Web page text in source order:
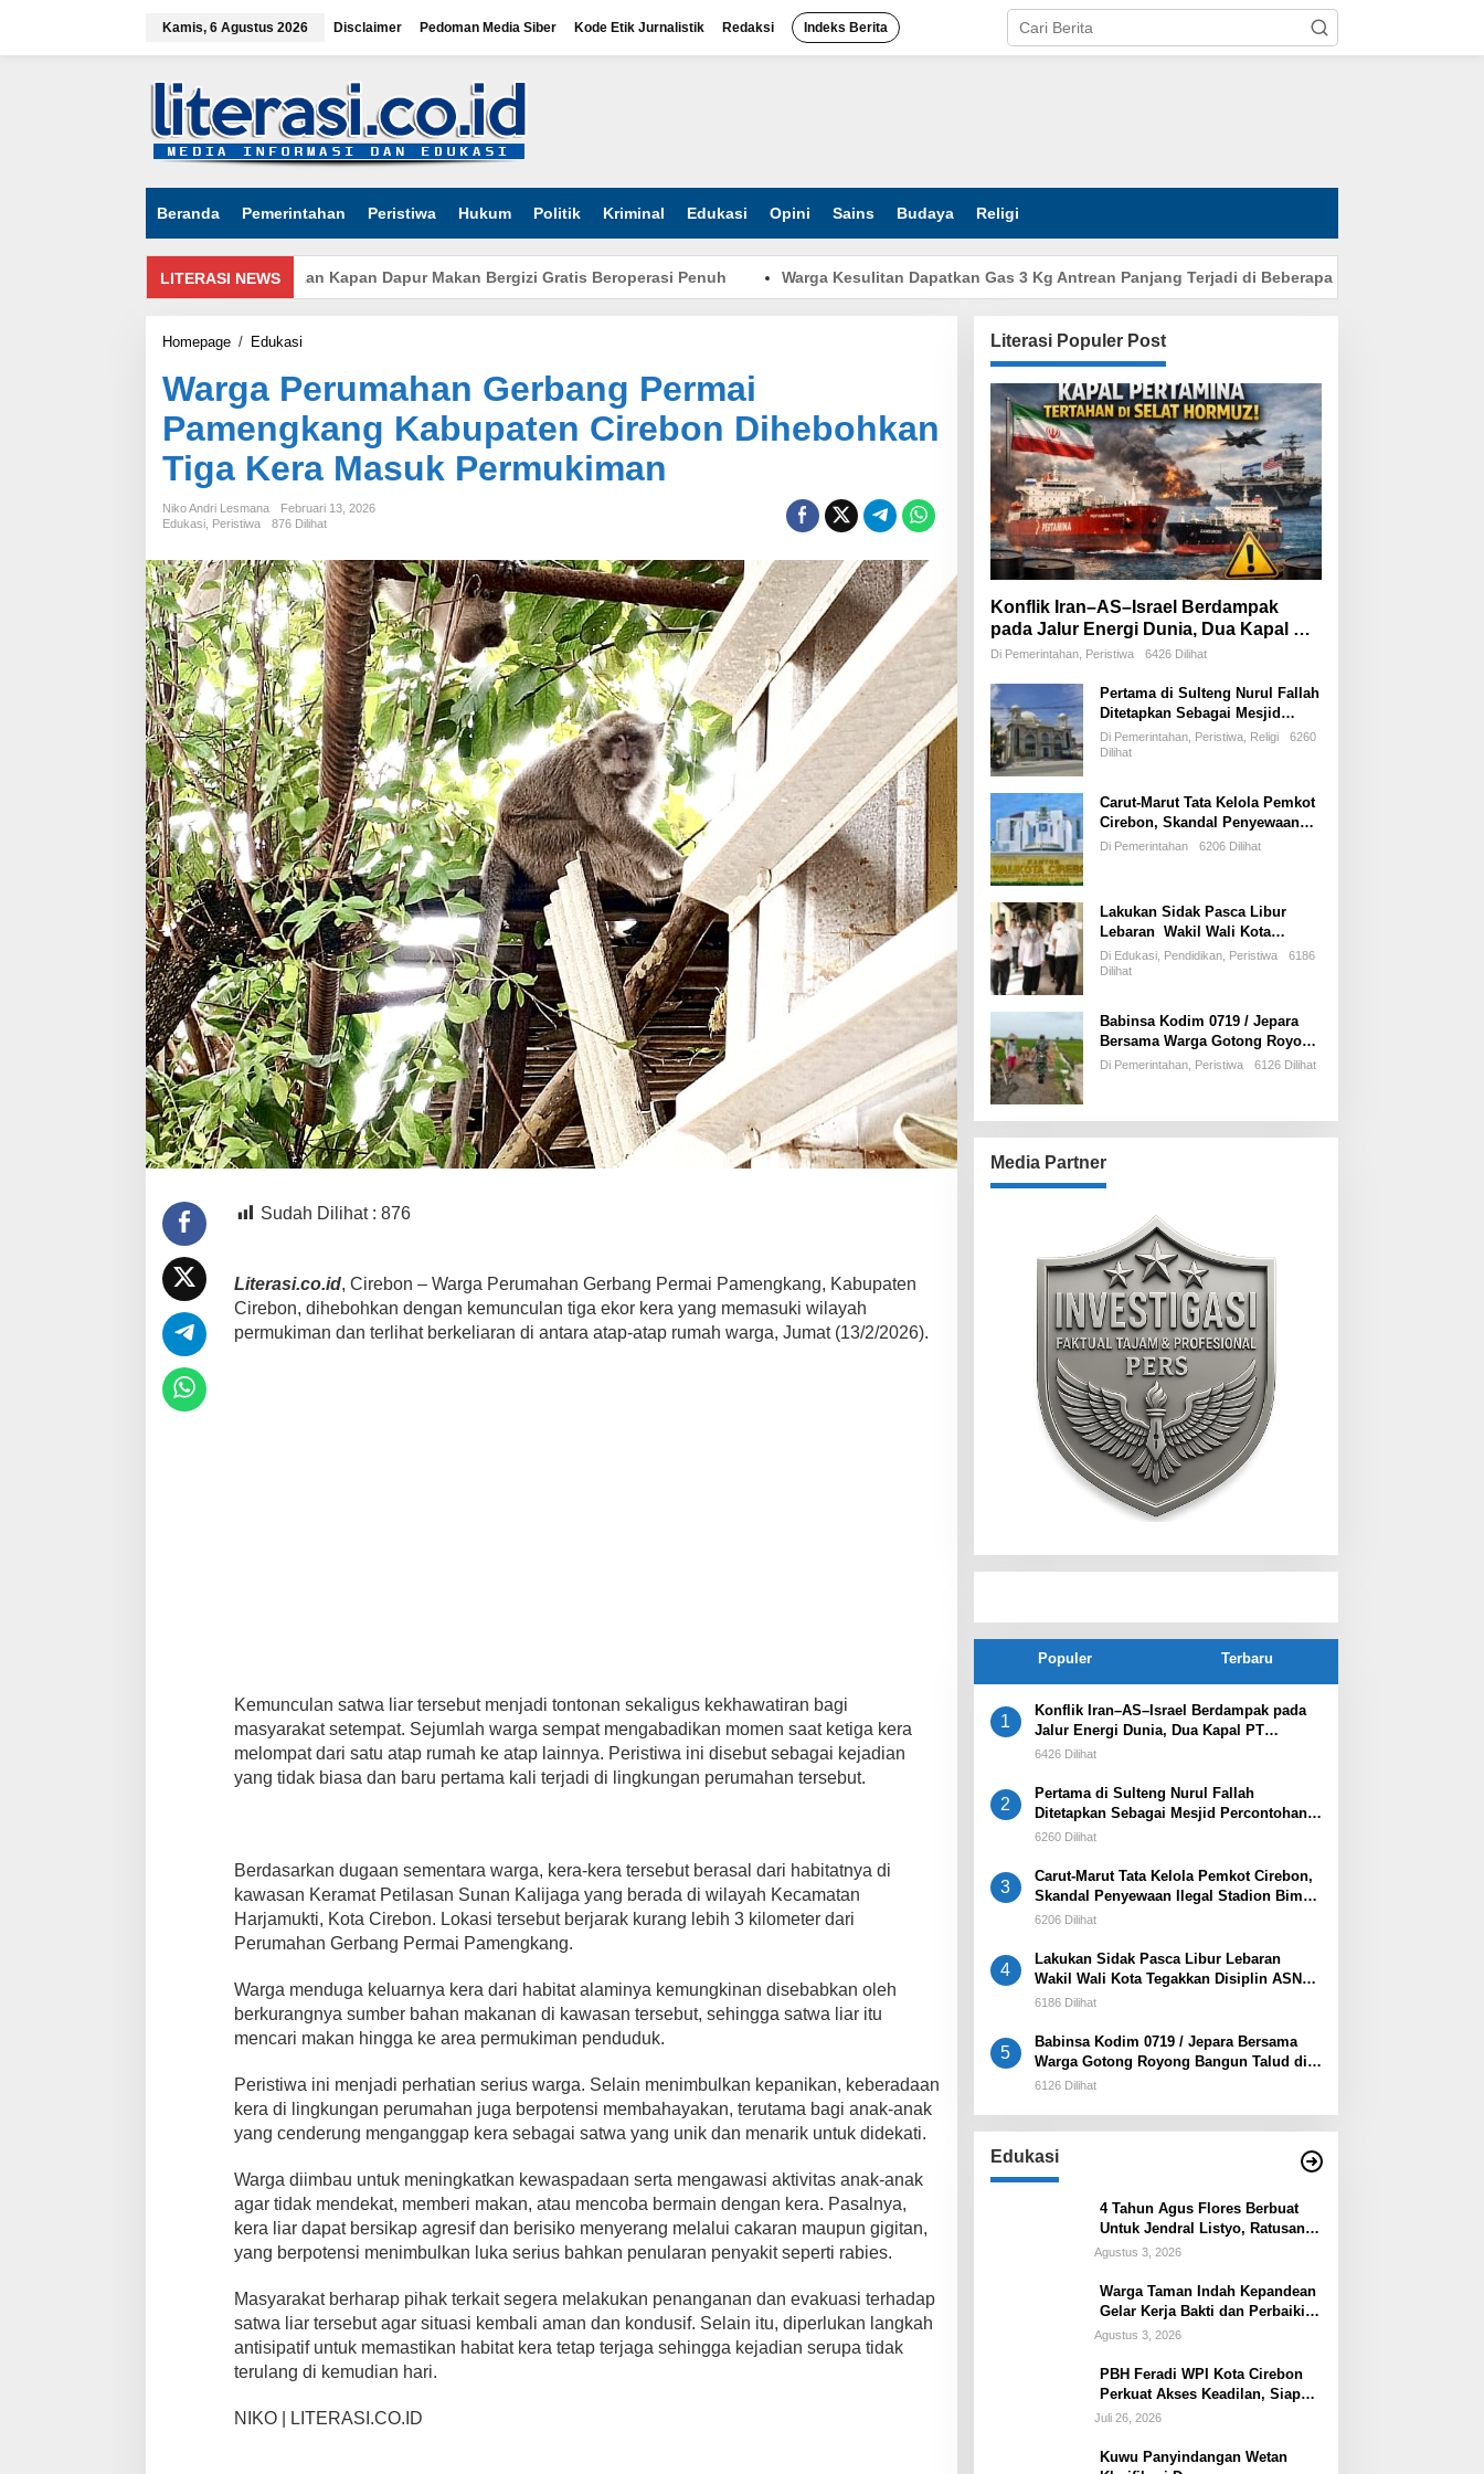
Kamis, 6 Agustus 2026 Disclaimer Pedoman Media Siber Kode Etik Jurnalistik Redaksi Indeks Berita
Beranda Pemerintahan Peristiwa Hukum Politik Kriminal Edukasi Opini Sains Budaya Religi
LITERASI NEWS
Kepandean Indramayu Pertanyakan Kapan Dapur Makan Bergizi Gratis Beroperasi Penuh Warga Kesulitan Dapatkan Gas 3 Kg Antrean Panjang Terjadi di Beberapa Desa
Homepage / Edukasi
Gerbang
Permai
Pamengkang
Kabupaten
Cirebon
Dihebohkan
Tiga
Kera
Permukiman
Warga Perumahan Gerbang Permai
Pamengkang Kabupaten Cirebon Dihebohkan
Tiga Kera Masuk Permukiman
Niko Andri Lesmana
Februari 13, 2026
Edukasi Peristiwa 876 Dilihat
Sudah Dilihat : 876
Literasi.co.id, Cirebon – Warga Perumahan Gerbang Permai Pamengkang, Kabupaten
Cirebon, dihebohkan dengan kemunculan tiga ekor kera yang memasuki wilayah
permukiman dan terlihat berkeliaran di antara atap-atap rumah warga, Jumat (13/2/2026).
Kemunculan satwa liar tersebut menjadi tontonan sekaligus kekhawatiran bagi
masyarakat setempat. Sejumlah warga sempat mengabadikan momen saat ketiga kera
melompat dari satu atap rumah ke atap lainnya. Peristiwa ini disebut sebagai kejadian
yang tidak biasa dan baru pertama kali terjadi di lingkungan perumahan tersebut.
Berdasarkan dugaan sementara warga, kera-kera tersebut berasal dari habitatnya di
kawasan Keramat Petilasan Sunan Kalijaga yang berada di wilayah Kecamatan
Harjamukti, Kota Cirebon. Lokasi tersebut berjarak kurang lebih 3 kilometer dari
Perumahan Gerbang Permai Pamengkang.
Warga menduga keluarnya kera dari habitat alaminya kemungkinan disebabkan oleh
berkurangnya sumber bahan makanan di kawasan tersebut, sehingga satwa liar itu
mencari makan hingga ke area permukiman penduduk.
Peristiwa ini menjadi perhatian serius warga. Selain menimbulkan kepanikan, keberadaan
kera di lingkungan perumahan juga berpotensi membahayakan, terutama bagi anak-anak
yang cenderung menganggap kera sebagai satwa yang unik dan menarik untuk didekati.
Warga diimbau untuk meningkatkan kewaspadaan serta mengawasi aktivitas anak-anak
agar tidak mendekat, memberi makan, atau mencoba bermain dengan kera. Pasalnya,
kera liar dapat bersikap agresif dan berisiko menyerang melalui cakaran maupun gigitan,
yang berpotensi menimbulkan luka serius bahkan penularan penyakit seperti rabies.
Masyarakat berharap pihak terkait segera melakukan penanganan dan evakuasi terhadap
satwa liar tersebut agar situasi kembali aman dan kondusif. Selain itu, diperlukan langkah
antisipatif untuk memastikan habitat kera tetap terjaga sehingga kejadian serupa tidak
terulang di kemudian hari.
NIKO | LITERASI.CO.ID
Literasi Populer Post
Konflik Iran–AS–Israel Berdampak
pada Jalur Energi Dunia, Dua Kapal PT
Pertamina International Shipping
Di Pemerintahan, Peristiwa 6426 Dilihat
Pertama di Sulteng Nurul Fallah
Ditetapkan Sebagai Mesjid
Percontohan Dan Ramah
Musafir.
Di Pemerintahan, Peristiwa, Religi
6260
Dilihat
Carut-Marut Tata Kelola Pemkot
Cirebon, Skandal Penyewaan
Ilegal Stadion Bima Jadi Ujian
Di Pemerintahan 6206 Dilihat
Lakukan Sidak Pasca Libur
Lebaran Wakil Wali Kota
Tegakkan Disiplin ASN dan
Pelayanan Publik
Di Edukasi, Pendidikan, Peristiwa
6186
Dilihat
Babinsa Kodim 0719 / Jepara
Bersama Warga Gotong Royong
Bangun Talud di Sawah Blok
Di Pemerintahan, Peristiwa 6126 Dilihat
Media Partner
Populer Terbaru
1
Konflik Iran–AS–Israel Berdampak pada
Jalur Energi Dunia, Dua Kapal PT
Pertamina International Shipping
6426 Dilihat
2
Pertama di Sulteng Nurul Fallah
Ditetapkan Sebagai Mesjid Percontohan
Dan Ramah Musafir.
6260 Dilihat
3
Carut-Marut Tata Kelola Pemkot Cirebon,
Skandal Penyewaan Ilegal Stadion Bima
Jadi Ujian Perdana Wali Kota Effendi Edo
6206 Dilihat
4
Lakukan Sidak Pasca Libur Lebaran
Wakil Wali Kota Tegakkan Disiplin ASN
dan Pelayanan Publik
6186 Dilihat
5
Babinsa Kodim 0719 / Jepara Bersama
Warga Gotong Royong Bangun Talud di
Sawah Blok Benad, Desa Sidigede
6126 Dilihat
Edukasi
4 Tahun Agus Flores Berbuat
Untuk Jendral Listyo, Ratusan
Ribu Masyarakat Dihadirkan
Agustus 3, 2026
Warga Taman Indah Kepandean
Gelar Kerja Bakti dan Perbaiki
Lampu Jalan
Agustus 3, 2026
PBH Feradi WPI Kota Cirebon
Perkuat Akses Keadilan, Siap
Dampingi Masyarakat Pencari
Juli 26, 2026
Kuwu Panyindangan Wetan